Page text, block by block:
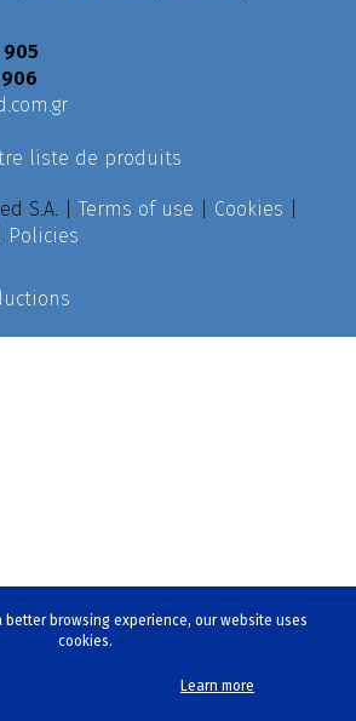
better browsing experience, our website uses
cookies.
Learn more
905
906
liste de produits
S.A. | Terms of use Cookies
Policies